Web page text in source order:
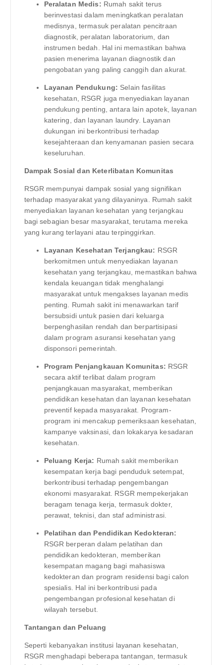
Peralatan Medis: Rumah sakit terus
berinvestasi dalam meningkatkan peralatan
medisnya, termasuk peralatan pencitraan
diagnostik, peralatan laboratorium, dan
instrumen bedah. Hal ini memastikan bahwa
pasien menerima layanan diagnostik dan
pengobatan yang paling canggih dan akurat.
Layanan Pendukung: Selain fasilitas
kesehatan, RSGR juga menyediakan layanan
pendukung penting, antara lain apotek, layanan
katering, dan layanan laundry. Layanan
dukungan ini berkontribusi terhadap
kesejahteraan dan kenyamanan pasien secara
keseluruhan.
Dampak Sosial dan Keterlibatan Komunitas
RSGR mempunyai dampak sosial yang signifikan
terhadap masyarakat yang dilayaninya. Rumah sakit
menyediakan layanan kesehatan yang terjangkau
bagi sebagian besar masyarakat, terutama mereka
yang kurang terlayani atau terpinggirkan.
Layanan Kesehatan Terjangkau: RSGR
berkomitmen untuk menyediakan layanan
kesehatan yang terjangkau, memastikan bahwa
kendala keuangan tidak menghalangi
masyarakat untuk mengakses layanan medis
penting. Rumah sakit ini menawarkan tarif
bersubsidi untuk pasien dari keluarga
berpenghasilan rendah dan berpartisipasi
dalam program asuransi kesehatan yang
disponsori pemerintah.
Program Penjangkauan Komunitas: RSGR
secara aktif terlibat dalam program
penjangkauan masyarakat, memberikan
pendidikan kesehatan dan layanan kesehatan
preventif kepada masyarakat. Program-
program ini mencakup pemeriksaan kesehatan,
kampanye vaksinasi, dan lokakarya kesadaran
kesehatan.
Peluang Kerja: Rumah sakit memberikan
kesempatan kerja bagi penduduk setempat,
berkontribusi terhadap pengembangan
ekonomi masyarakat. RSGR mempekerjakan
beragam tenaga kerja, termasuk dokter,
perawat, teknisi, dan staf administrasi.
Pelatihan dan Pendidikan Kedokteran:
RSGR berperan dalam pelatihan dan
pendidikan kedokteran, memberikan
kesempatan magang bagi mahasiswa
kedokteran dan program residensi bagi calon
spesialis. Hal ini berkontribusi pada
pengembangan profesional kesehatan di
wilayah tersebut.
Tantangan dan Peluang
Seperti kebanyakan institusi layanan kesehatan,
RSGR menghadapi beberapa tantangan, termasuk